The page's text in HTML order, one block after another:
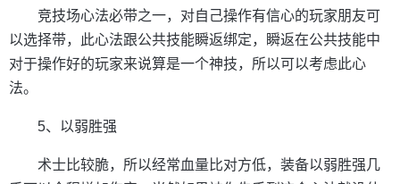
竞技场心法必带之一，对自己操作有信心的玩家朋友可
以选择带，此心法跟公共技能瞬返绑定，瞬返在公共技能中
对于操作好的玩家来说算是一个神技，所以可以考虑此心
法。
5、以弱胜强
术士比较脆，所以经常血量比对方低，装备以弱胜强几